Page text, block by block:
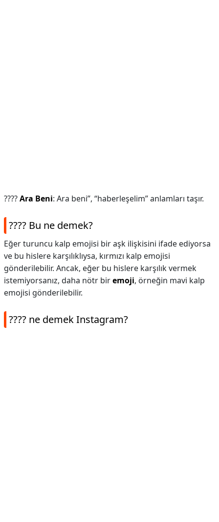
????Ara Beni: Ara beni”, “haberleşelim” anlamları taşır.
???? Bu ne demek?
Eğer turuncu kalp emojisi bir aşk ilişkisini ifade ediyorsa
ve bu hislere karşılıklıysa, kırmızı kalp emojisi
gönderilebilir. Ancak, eğer bu hislere karşılık vermek
istemiyorsanız, daha nötr biremoji, örneğin mavi kalp
emojisi gönderilebilir.
???? ne demek Instagram?